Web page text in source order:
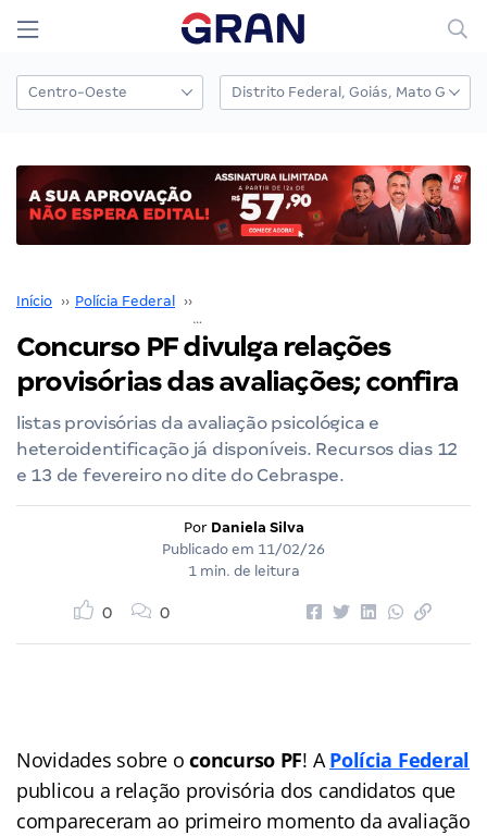
Início ›› Polícia Federal ››
Concurso PF divulga relações
provisórias das avaliações; confira
listas provisórias da avaliação psicológica e
heteroidentificação já disponíveis. Recursos dias 12
e 13 de fevereiro no dite do Cebraspe.
Por Daniela Silva
Publicado em 11/02/26
1 min. de leitura
0 0
Novidades sobre oconcurso PF! APolícia Federal
publicou a relação provisória dos candidatos que
compareceram ao primeiro momento da avaliação